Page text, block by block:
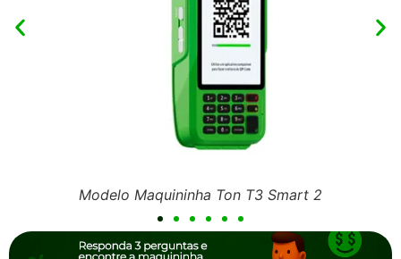
Modelo Maquininha Ton T3 Smart 2